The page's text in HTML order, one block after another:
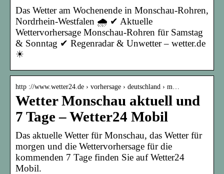
Das Wetter am Wochenende in Monschau-Rohren,
Nordrhein-Westfalen 🌧️ ✔ Aktuelle
Wettervorhersage Monschau-Rohren für Samstag
& Sonntag ✔ Regenradar & Unwetter – wetter.de
☀
http ://www.wetter24.de › vorhersage › deutschland › m…
Wetter Monschau aktuell und
7 Tage – Wetter24 Mobil
Das aktuelle Wetter für Monschau, das Wetter für
morgen und die Wettervorhersage für die
kommenden 7 Tage finden Sie auf Wetter24
Mobil.